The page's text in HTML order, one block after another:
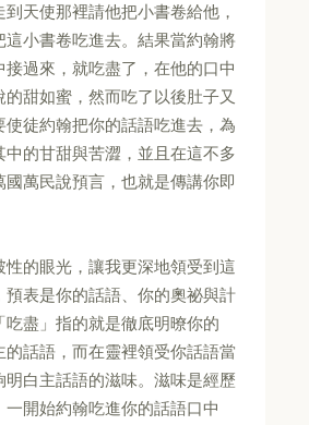
天使那裡請他把小書卷給他，
這小書卷吃進去。結果當約翰將
過來，就吃盡了，在他的口中
甜如蜜，然而吃了以後肚子又
徒約翰把你的話語吃進去，為
中的甘甜與苦澀，並且在這不多
國萬民說預言，也就是傳講你即
性的眼光，讓我更深地領受到這
預表是你的話語、你的奧祕與計
盡」指的就是徹底明暸你的
話語，而在靈裡領受你話語當
白主話語的滋味。滋味是經歷
一開始約翰吃進你的話語口中